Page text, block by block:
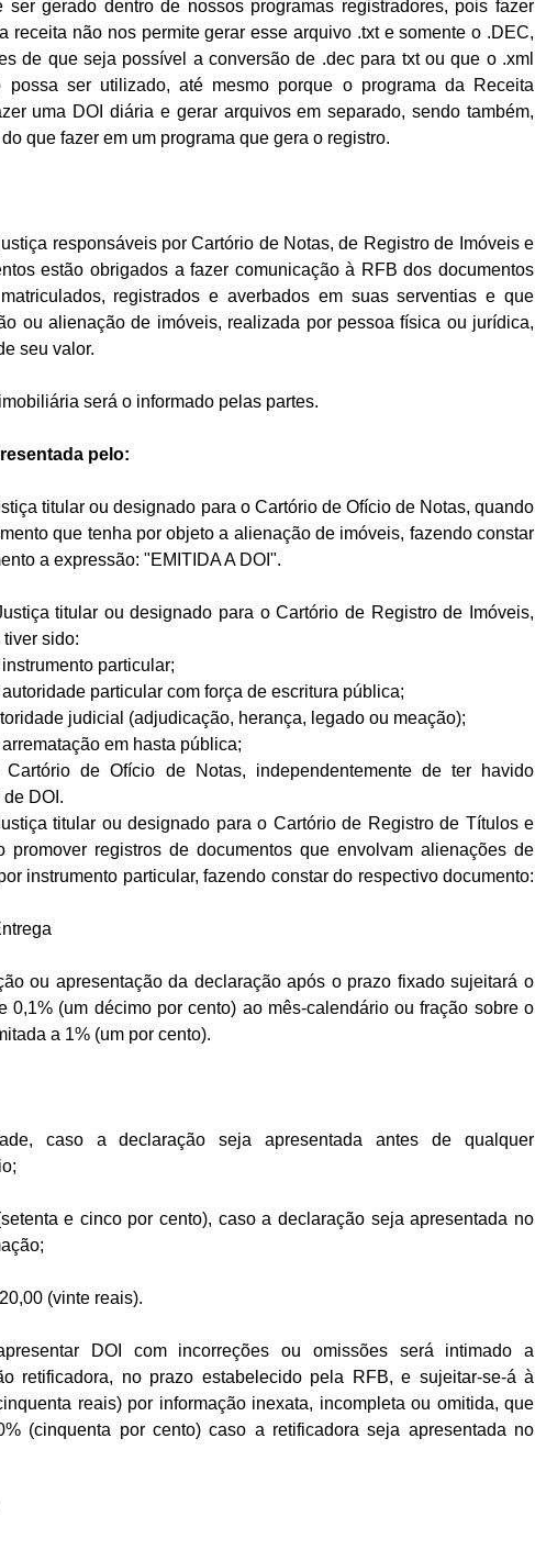
ser gerado dentro de nossos programas registradores, pois fazer
receita não nos permite gerar esse arquivo .txt e somente o .DEC,
de que seja possível a conversão de .dec para txt ou que o .xml
possa ser utilizado, até mesmo porque o programa da Receita
uma DOI diária e gerar arquivos em separado, sendo também,
que fazer em um programa que gera o registro.
responsáveis por Cartório de Notas, de Registro de Imóveis e
estão obrigados a fazer comunicação à RFB dos documentos
registrados e averbados em suas serventias e que
ou alienação de imóveis, realizada por pessoa física ou jurídica,
seu valor.
será o informado pelas partes.
pelo:
titular ou designado para o Cartório de Ofício de Notas, quando
que tenha por objeto a alienação de imóveis, fazendo constar
a expressão: "EMITIDA A DOI".
titular ou designado para o Cartório de Registro de Imóveis,
sido:
particular;
particular com força de escritura pública;
judicial (adjudicação, herança, legado ou meação);
em hasta pública;
de Ofício de Notas, independentemente de ter havido
DOI.
titular ou designado para o Cartório de Registro de Títulos e
promover registros de documentos que envolvam alienações de
instrumento particular, fazendo constar do respectivo documento:
ou apresentação da declaração após o prazo fixado sujeitará o
0,1% (um décimo por cento) ao mês-calendário ou fração sobre o
a 1% (um por cento).
caso a declaração seja apresentada antes de qualquer
e cinco por cento), caso a declaração seja apresentada no
(vinte reais).
DOI com incorreções ou omissões será intimado a
retificadora, no prazo estabelecido pela RFB, e sujeitar-se-á à
reais) por informação inexata, incompleta ou omitida, que
(cinquenta por cento) caso a retificadora seja apresentada no